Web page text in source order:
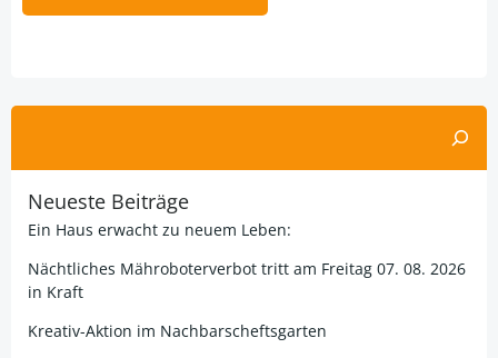
Neueste Beiträge
Ein Haus erwacht zu neuem Leben:
Nächtliches Mähroboterverbot tritt am Freitag 07. 08. 2026
in Kraft
Kreativ-Aktion im Nachbarscheftsgarten